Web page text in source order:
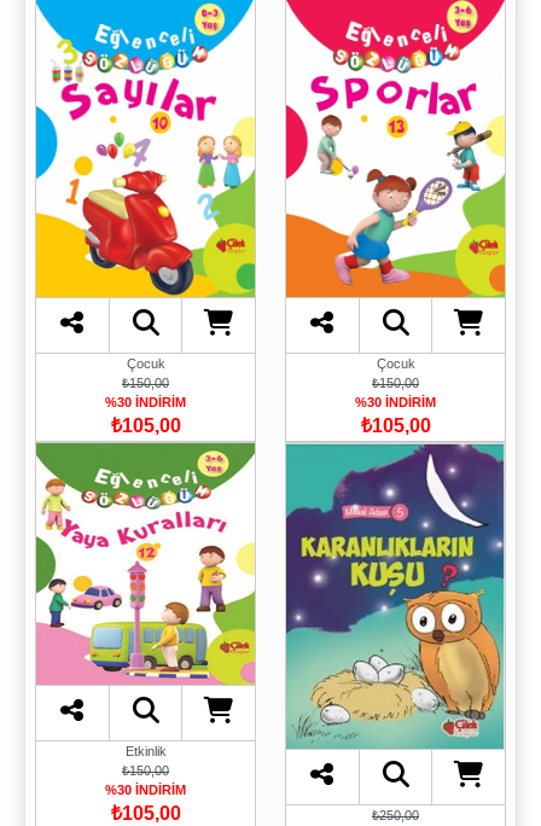
Çocuk
₺150,00
%30 İNDİRİM
₺105,00
Çocuk
₺150,00
%30 İNDİRİM
₺105,00
Etkinlik
₺150,00
%30 İNDİRİM
₺105,00
₺250,00